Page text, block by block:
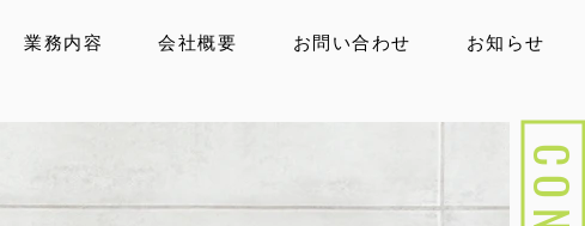
業務内容 会社概要 お問い合わせ お知らせ